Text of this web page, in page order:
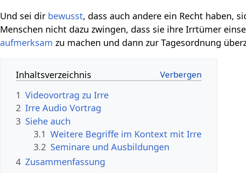
Und sei dir bewusst, dass auch andere ein Recht haben,
Menschen nicht dazu zwingen, dass sie ihre Irrtümer
aufmerksam zu machen und dann zur Tagesordnung
Inhaltsverzeichnis
1
2
Irre‏‎ Audio Vortrag
3 Siehe auch
3.1
3.2 Seminare und Ausbildungen
4 Zusammenfassung